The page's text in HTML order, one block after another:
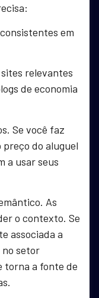
em
relevantes
de economia
Se você faz
do aluguel
a usar seus
As
o contexto. Se
associada a
no setor
torna a fonte de